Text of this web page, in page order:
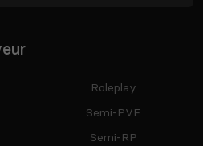
Roleplay
Semi-PVE
Semi-RP